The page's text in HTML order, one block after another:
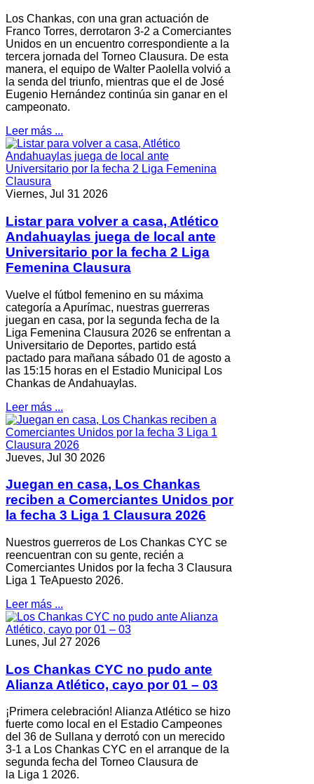
Los Chankas, con una gran actuación de
Franco Torres, derrotaron 3-2 a Comerciantes
Unidos en un encuentro correspondiente a la
tercera jornada del Torneo Clausura. De esta
manera, el equipo de Walter Paolella volvió a
la senda del triunfo, mientras que el de José
Eugenio Hernández continúa sin ganar en el
campeonato.
Leer más ...
Viernes, Jul 31 2026
Listar para volver a casa, Atlético
Andahuaylas juega de local ante
Universitario por la fecha 2 Liga
Femenina Clausura
Vuelve el fútbol femenino en su máxima
categoría a Apurímac, nuestras guerreras
juegan en casa, por la segunda fecha de la
Liga Femenina Clausura 2026 se enfrentan a
Universitario de Deportes, partido está
pactado para mañana sábado 01 de agosto a
las 15:15 horas en el Estadio Municipal Los
Chankas de Andahuaylas.
Leer más ...
Jueves, Jul 30 2026
Juegan en casa, Los Chankas
reciben a Comerciantes Unidos por
la fecha 3 Liga 1 Clausura 2026
Nuestros guerreros de Los Chankas CYC se
reencuentran con su gente, recién a
Comerciantes Unidos por la fecha 3 Clausura
Liga 1 TeApuesto 2026.
Leer más ...
Lunes, Jul 27 2026
Los Chankas CYC no pudo ante
Alianza Atlético, cayo por 01 – 03
¡Primera celebración! Alianza Atlético se hizo
fuerte como local en el Estadio Campeones
del 36 de Sullana y derrotó con un merecido
3-1 a Los Chankas CYC en el arranque de la
segunda fecha del Torneo Clausura de
la Liga 1 2026.